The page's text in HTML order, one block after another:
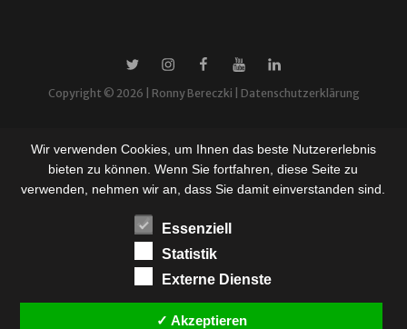
X InstagramFacebookYouTubeLinkedin
Copyright © 2026 | Ronny Bereczki Datenschutzerklärung
Wir verwenden Cookies, um Ihnen das beste Nutzererlebnis
bieten zu können. Wenn Sie fortfahren, diese Seite zu
verwenden, nehmen wir an, dass Sie damit einverstanden sind.
Essenziell
Statistik
Externe Dienste
✓ Akzeptieren